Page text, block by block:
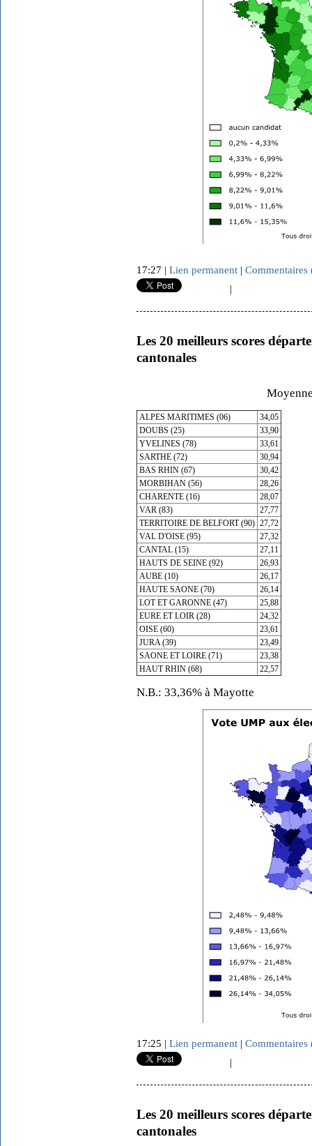
17:27 | Lien permanent | Commentaires
|
Les 20 meilleurs scores
cantonales
ALPES MARITIMES (06)
34,05
DOUBS (25)
33,90
YVELINES (78)
33,61
SARTHE (72)
30,94
BAS RHIN (67)
30,42
MORBIHAN (56)
28,26
CHARENTE (16)
28,07
VAR (83)
27,77
TERRITOIRE DE BELFORT (90) 27,72
VAL D'OISE (95)
27,32
CANTAL (15)
27,11
HAUTS DE SEINE (92)
26,93
AUBE (10)
26,17
HAUTE SAONE (70)
26,14
LOT ET GARONNE (47)
25,88
EURE ET LOIR (28)
24,32
OISE (60)
23,61
JURA (39)
23,49
SAONE ET LOIRE (71)
23,38
HAUT RHIN (68)
22,57
N.B.: 33,36% à Mayotte
17:25 | Lien permanent | Commentaires
|
Les 20 meilleurs scores
cantonales